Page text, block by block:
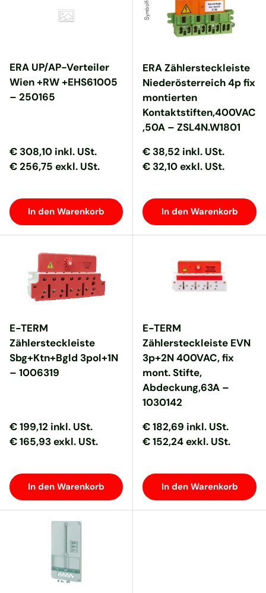
ERA UP/AP-Verteiler
Wien +RW +EHS61005
– 250165
Normaler Preis
Normaler Preis
€ 308,10 inkl. USt.
€ 256,75 exkl. USt.
In den Warenkorb
ERA Zählersteckleiste
Niederösterreich 4p fix
montierten
Kontaktstiften,400VAC
,50A – ZSL4N.W1801
Normaler Preis
Normaler Preis
€ 38,52 inkl. USt.
€ 32,10 exkl. USt.
In den Warenkorb
E-TERM
Zählersteckleiste
Sbg+Ktn+Bgld 3pol+1N
– 1006319
Normaler Preis
Normaler Preis
€ 199,12 inkl. USt.
€ 165,93 exkl. USt.
In den Warenkorb
E-TERM
Zählersteckleiste EVN
3p+2N 400VAC, fix
mont. Stifte,
Abdeckung,63A –
1030142
Normaler Preis
Normaler Preis
€ 182,69 inkl. USt.
€ 152,24 exkl. USt.
In den Warenkorb